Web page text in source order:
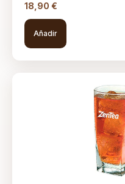
18,90 €
Añadir